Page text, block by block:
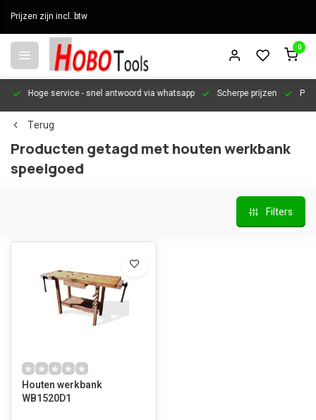
Prijzen zijn incl. btw
0
Hoge service- snel antwoord via whatsapp Scherpe prijzen
Terug
Producten getagd met houten werkbank
speelgoed
Filters
Houten werkbank
WB1520D1